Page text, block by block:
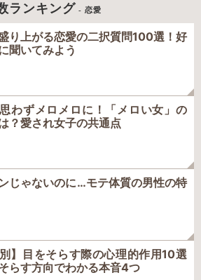
ランキング - 恋愛
り上がる恋愛の二択質問100選！好
聞いてみよう
わずメロメロに！「メロい女」の
？愛され女子の共通点
じゃないのに…モテ体質の男性の特
別】目をそらす際の心理的作用10選
らす方向でわかる本音4つ